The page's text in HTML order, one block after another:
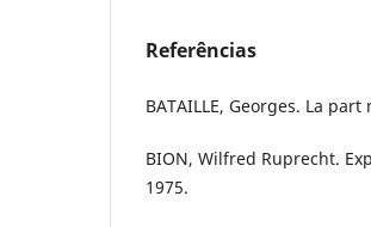
Referências
BATAILLE, Georges. La
BION, Wilfred Ruprecht.
1975.